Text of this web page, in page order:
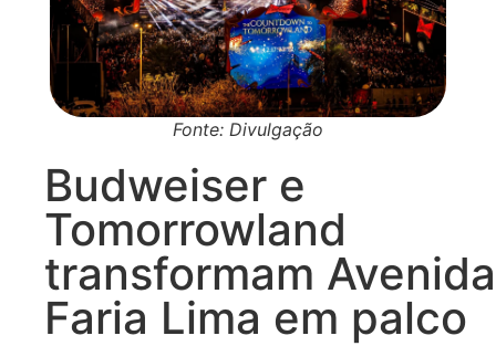
Fonte: Divulgação
Budweiser e
Tomorrowland
transformam Avenida
Faria Lima em palco